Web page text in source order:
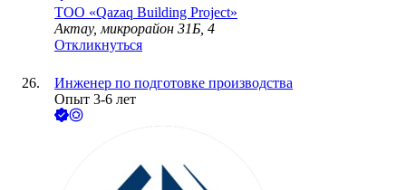
ТОО «Qazaq Building Project»
Актау, микрорайон 31Б, 4
Откликнуться
Инженер по подготовке производства
Опыт 3-6 лет